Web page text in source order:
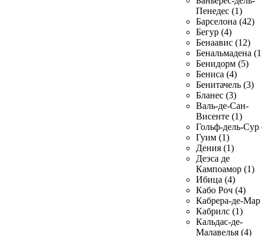
Пенедес (1)
Барселона (42)
Бегур (4)
Бенаавис (12)
Бенальмадена
Бенидорм (5)
Бениса (4)
Бенитачель (3)
Бланес (3)
Валь-де-Сан-
Висенте (1)
Гольф-дель-Сур
Гуим (1)
Дения (1)
Деэса де
Кампоамор (1)
Ибица (4)
Кабо Роч (4)
Кабрера-де-Мар
Кабрилс (1)
Кальдас-де-
Малавелья (4)